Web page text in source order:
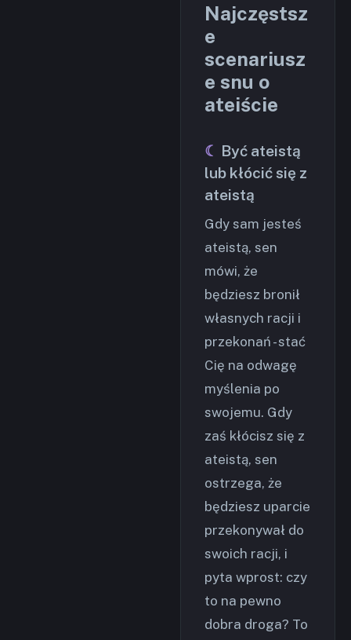
Najczęstsz
e
scenariusz
e snu o
ateiście
Być ateistą
lub kłócić się z
ateistą
Gdy sam jesteś
ateistą, sen
mówi, że
będziesz bronił
własnych racji i
przekonań - stać
Cię na odwagę
myślenia po
swojemu. Gdy
zaś kłócisz się z
ateistą, sen
ostrzega, że
będziesz uparcie
przekonywał do
swoich racji, i
pyta wprost: czy
to na pewno
dobra droga? To